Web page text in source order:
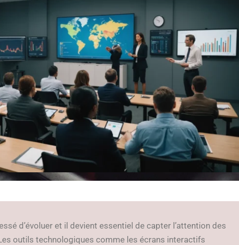
d’évoluer et il devient essentiel de capter l’attention des
outils technologiques comme les écrans interactifs